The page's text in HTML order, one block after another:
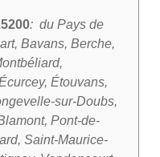
: du Pays de
Bavans, Berche,
Étouvans,
sur-Doubs,
Pont-de-
Saint-Maurice-